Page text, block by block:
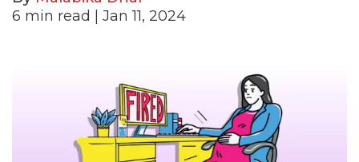
6 min read | Jan 11, 2024